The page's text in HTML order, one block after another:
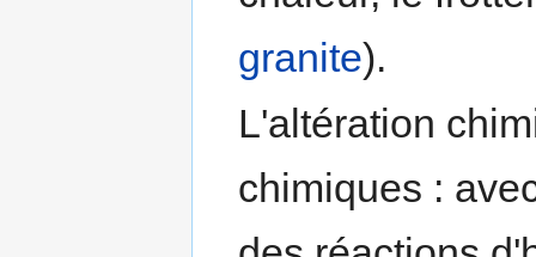
granite).
L'altération
chimiques :